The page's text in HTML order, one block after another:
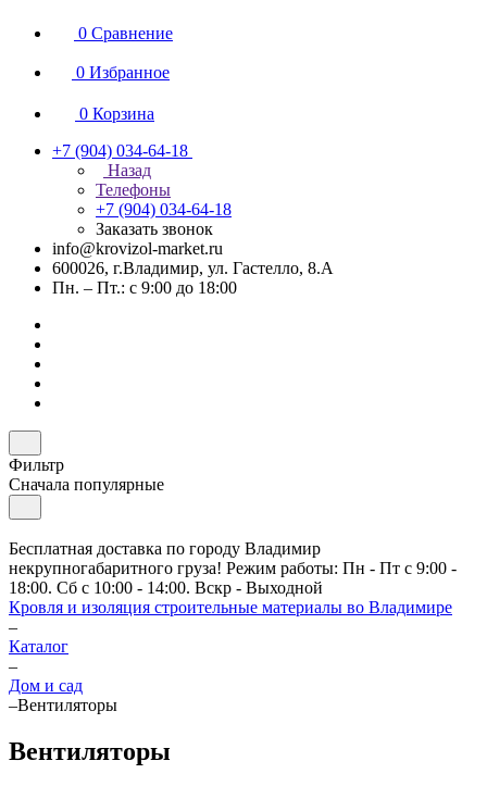
0 Сравнение
0 Избранное
0 Корзина
+7 (904) 034-64-18
Назад
Телефоны
+7 (904) 034-64-18
Заказать звонок
info@krovizol-market.ru
600026, г.Владимир, ул. Гастелло, 8.А
Пн. – Пт.: с 9:00 до 18:00
Фильтр
Сначала популярные
Бесплатная доставка по городу Владимир
некрупногабаритного груза! Режим работы: Пн - Пт с 9:00 -
18:00. Сб с 10:00 - 14:00. Вскр - Выходной
Кровля и изоляция строительные материалы во Владимире
–
Каталог
–
Дом и сад
–Вентиляторы
Вентиляторы